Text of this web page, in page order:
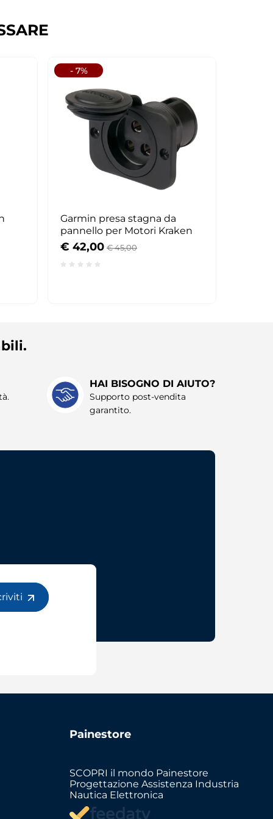
- 7%
Garmin presa stagna da
pannello per Motori Kraken
€ 42,00 € 45,00
HAI BISOGNO DI AIUTO?
Supporto post-vendita
garantito.
Painestore
SCOPRI il mondo Painestore
Progettazione Assistenza Industria
Nautica Elettronica